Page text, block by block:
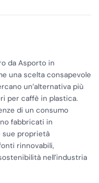
da Asporto in
una scelta consapevole
un’alternativa più
per caffè in plastica.
di un consumo
fabbricati in
sue proprietà
rinnovabili,
nell’industria